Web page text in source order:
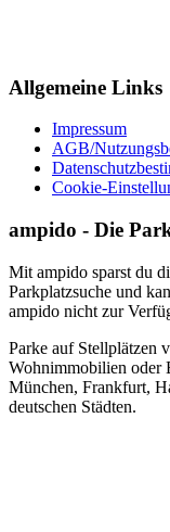
Allgemeine Links
Impressum
AGB/
Cookie-
ampido - Die
Mit ampido sparst du
Parkplatzsuche und
ampido nicht zur
Parke auf Stellplätzen
Wohnimmobilien oder
München, Frankfurt,
deutschen Städten.